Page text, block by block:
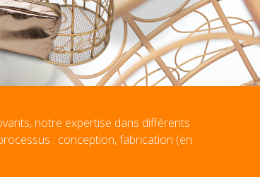
notre expertise dans différents
: conception, fabrication (en